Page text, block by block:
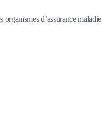
d’assurance